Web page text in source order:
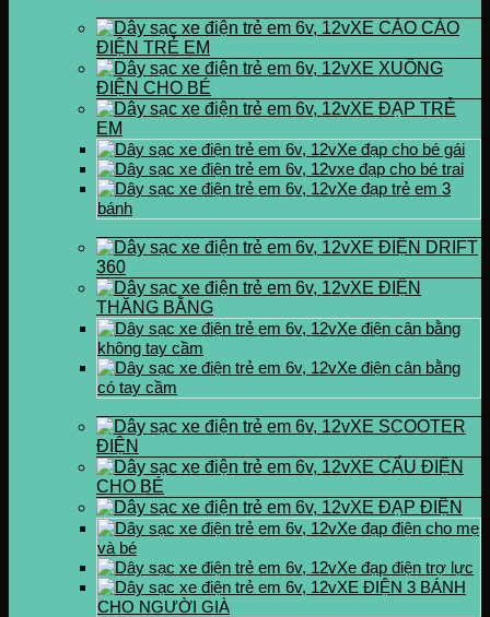
XE CÀO CÀO
ĐIỆN TRẺ EM
XE XUỒNG
ĐIỆN CHO BÉ
XE ĐẠP TRẺ
EM
Xe đạp cho bé gái
xe đạp cho bé trai
Xe đạp trẻ em 3
bánh
XE ĐIỆN DRIFT
360
XE ĐIỆN
THĂNG BẰNG
Xe điện cân bằng
không tay cầm
Xe điện cân bằng
có tay cầm
XE SCOOTER
ĐIỆN
XE CẨU ĐIỆN
CHO BÉ
XE ĐẠP ĐIỆN
Xe đạp điện cho mẹ
và bé
Xe đạp điện trợ lực
XE ĐIỆN 3 BÁNH
CHO NGƯỜI GIÀ